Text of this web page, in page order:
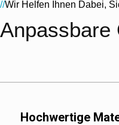
//Wir Helfen Ihnen Dabei,
Anpassbare
Hochwertige